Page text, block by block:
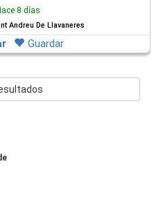
8 días
Andreu De Llavaneres
Guardar